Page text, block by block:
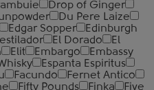
Drop of Ginger
Du Pere Laize
Edgar Sopper
Edinburgh
El Dorado
El
Elit Embargo
Embassy
Espanta Espiritus
Facundo
Fernet Antico
Fifty Pounds Finka
Five